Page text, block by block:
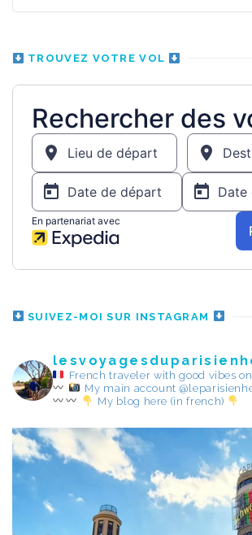
TROUVEZ VOTRE VOL
SUIVEZ-MOI SUR INSTAGRAM
French traveler with good vibes
My main account
My blog here (in french)